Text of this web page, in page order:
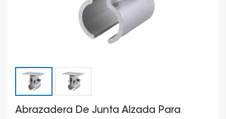
Abrazadera De Junta Alzada Para